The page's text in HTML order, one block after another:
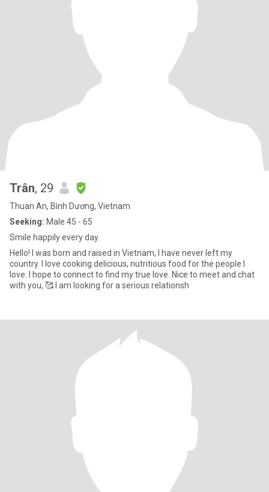
Trân, 29
Thuan An, Bình Dương, Vietnam
Seeking: Male 45 - 65
Smile happily every day.
Hello! I was born and raised in Vietnam, I have never left my
country. I love cooking delicious, nutritious food for the people I
love. I hope to connect to find my true love. Nice to meet and chat
with you, 🥰 I am looking for a serious relationsh